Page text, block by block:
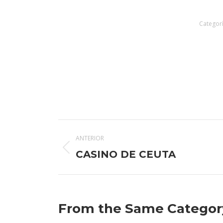
entre
publicaciones
ANTERIOR
Publicación
CASINO DE CEUTA
From the Same